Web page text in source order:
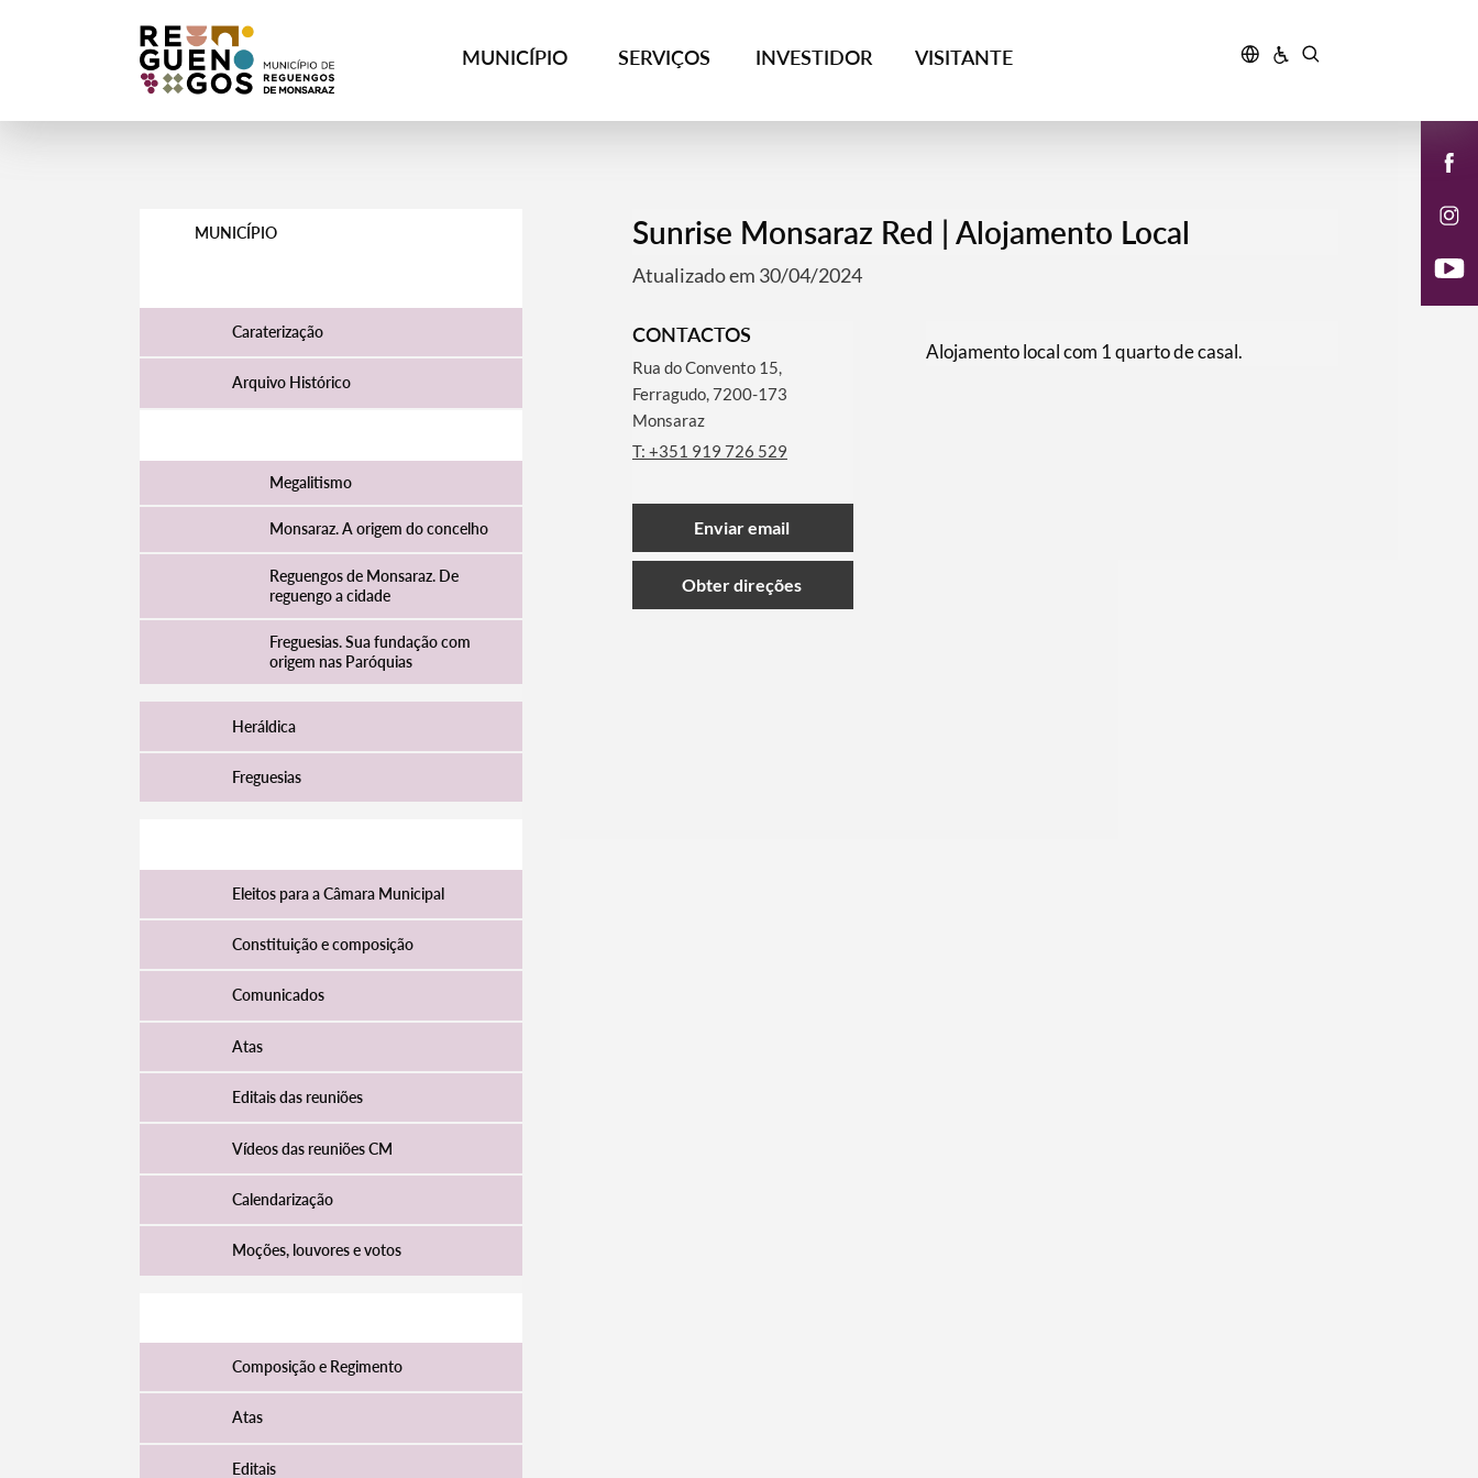
MUNICÍPIO SERVIÇOS INVESTIDOR VISITANTE
MUNICÍPIO
Caraterização
Arquivo Histórico
Megalitismo
Monsaraz. A origem do concelho
Reguengos de Monsaraz. De
reguengo a cidade
Freguesias. Sua fundação com
origem nas Paróquias
Heráldica
Freguesias
Eleitos para a Câmara Municipal
Constituição e composição
Comunicados
Atas
Editais das reuniões
Vídeos das reuniões CM
Calendarização
Moções, louvores e votos
Composição e Regimento
Atas
Editais
Sunrise Monsaraz Red | Alojamento Local
Atualizado em 30/04/2024
CONTACTOS
Rua do Convento 15,
Ferragudo, 7200-173
Monsaraz
T: +351 919 726 529
Enviar email
Obter direções
Alojamento local com 1 quarto de casal.